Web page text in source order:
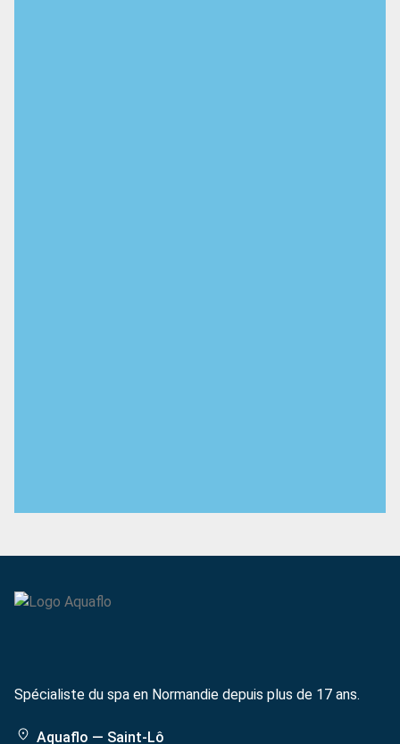
Spécialiste du spa en Normandie depuis plus de 17 ans.
Aquaflo — Saint-Lô